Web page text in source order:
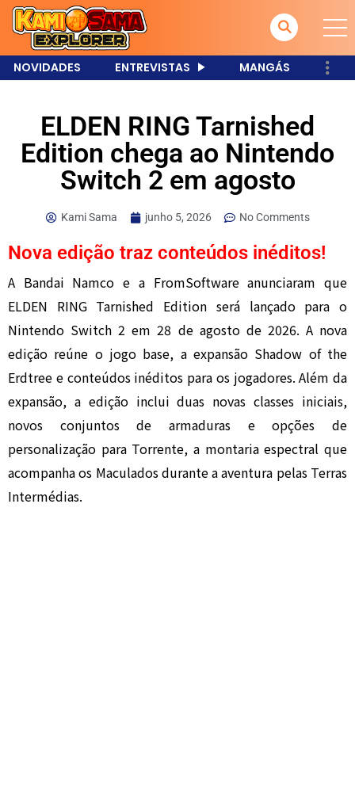
NOVIDADES ENTREVISTAS MANGÁS
ELDEN RING Tarnished
Edition chega ao Nintendo
Switch 2 em agosto
Kami Sama junho 5, 2026 No Comments
Nova edição traz conteúdos inéditos!
A Bandai Namco e a FromSoftware anunciaram que
ELDEN RING Tarnished Edition será lançado para o
Nintendo Switch 2 em 28 de agosto de 2026. A nova
edição reúne o jogo base, a expansão Shadow of the
Erdtree e conteúdos inéditos para os jogadores. Além da
expansão, a edição inclui duas novas classes iniciais,
novos conjuntos de armaduras e opções de
personalização para Torrente, a montaria espectral que
acompanha os Maculados durante a aventura pelas Terras
Intermédias.